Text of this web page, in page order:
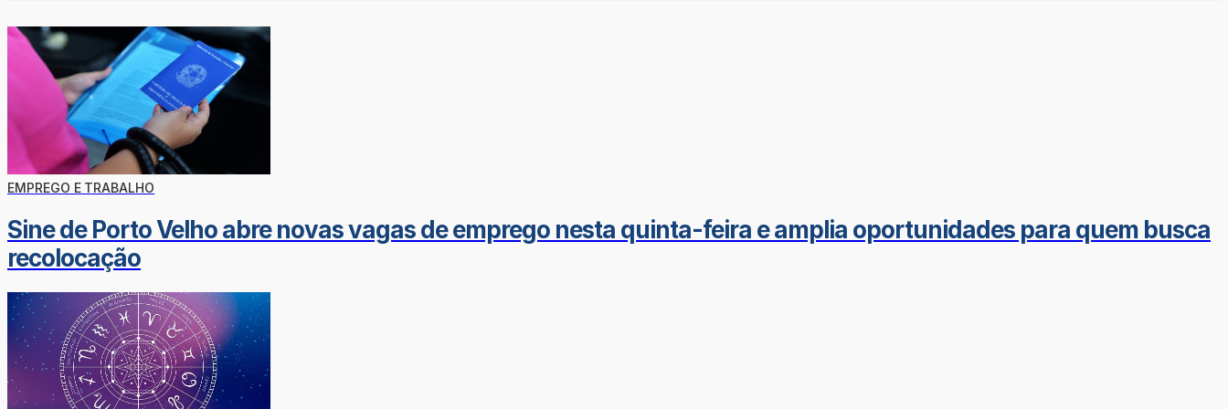
EMPREGO E TRABALHO
Sine de Porto Velho abre novas vagas de emprego nesta quinta-feira e amplia oportunidades para quem busca
recolocação